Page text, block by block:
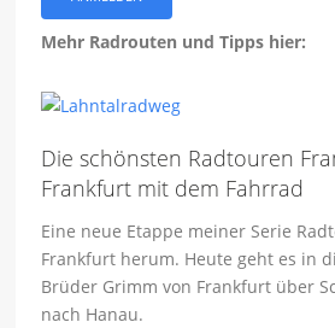
Mehr Radrouten und Tipps hier:
Die schönsten Radtouren
Frankfurt mit dem Fahrrad
Eine neue Etappe meiner Serie
Frankfurt herum. Heute geht es in
Brüder Grimm von Frankfurt über
nach Hanau.